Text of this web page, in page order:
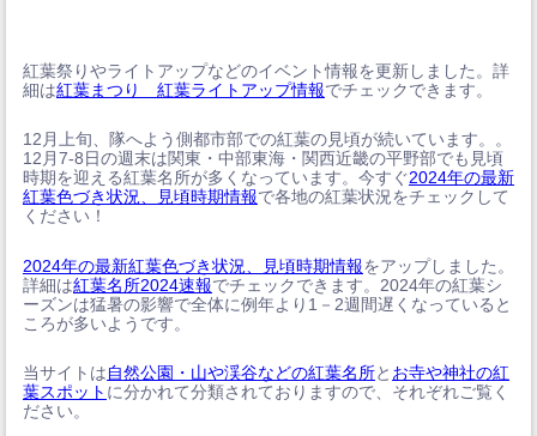
紅葉祭りやライトアップなどのイベント情報を更新しました。詳
細は紅葉まつり 紅葉ライトアップ情報でチェックできます。
12月上旬、隊へよう側都市部での紅葉の見頃が続いています。。
12月7-8日の週末は関東・中部東海・関西近畿の平野部でも見頃
時期を迎える紅葉名所が多くなっています。今すぐ2024年の最新
紅葉色づき状況、見頃時期情報で各地の紅葉状況をチェックして
ください！
2024年の最新紅葉色づき状況、見頃時期情報をアップしました。
詳細は紅葉名所2024速報でチェックできます。2024年の紅葉シ
ーズンは猛暑の影響で全体に例年より1－2週間遅くなっていると
ころが多いようです。
当サイトは自然公園・山や渓谷などの紅葉名所と お寺や神社の紅
葉スポット に分かれて分類されておりますので、それぞれご覧く
ださい。